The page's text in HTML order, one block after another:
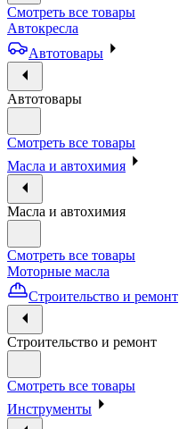
Смотреть все товары
Автокресла
Автотовары
Автотовары
Смотреть все товары
Масла и автохимия
Масла и автохимия
Смотреть все товары
Моторные масла
Строительство и ремонт
Строительство и ремонт
Смотреть все товары
Инструменты